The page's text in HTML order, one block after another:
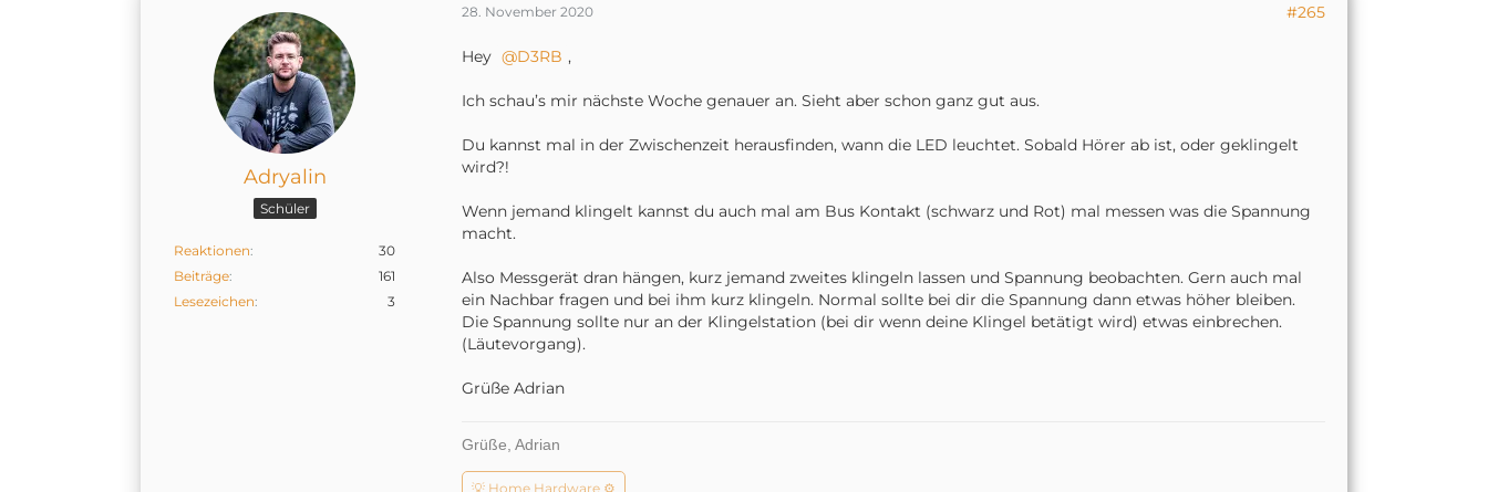
Adryalin
Schüler
Reaktionen
30
Beiträge
161
Lesezeichen
3
28. November 2020 #265
Hey D3RB ,
Ich schau’s mir nächste Woche genauer an. Sieht aber schon ganz gut aus.
Du kannst mal in der Zwischenzeit herausfinden, wann die LED leuchtet. Sobald Hörer ab ist, oder geklingelt
wird?!
Wenn jemand klingelt kannst du auch mal am Bus Kontakt (schwarz und Rot) mal messen was die Spannung
macht.
Also Messgerät dran hängen, kurz jemand zweites klingeln lassen und Spannung beobachten. Gern auch mal
ein Nachbar fragen und bei ihm kurz klingeln. Normal sollte bei dir die Spannung dann etwas höher bleiben.
Die Spannung sollte nur an der Klingelstation (bei dir wenn deine Klingel betätigt wird) etwas einbrechen.
(Läutevorgang).
Grüße Adrian
Grüße, Adrian
💡 Home Hardware ⚙️